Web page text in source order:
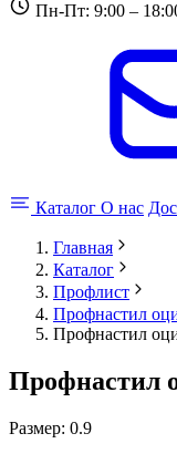
Пн-Пт: 9:00 –
Каталог О нас
Главная
Каталог
Профлист
Профнастил
Профнастил
Профнастил
Размер: 0.9